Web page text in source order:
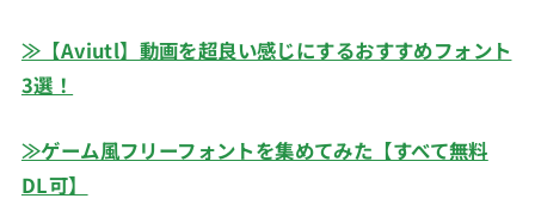
≫【Aviutl】動画を超良い感じにするおすすめフォント
3選！
≫ゲーム風フリーフォントを集めてみた【すべて無料
DL可】